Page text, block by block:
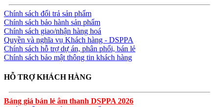
Chính sách đổi trả sản phẩm
Chính sách bảo hành sản phẩm
Chính sách giao/nhận hàng hoá
Quyền và nghĩa vụ Khách hàng - DSPPA
Chính sách hỗ trợ dự án, phân phối, bán lẻ
Chính sách bảo mật thông tin khách hàng
HỖ TRỢ KHÁCH HÀNG
Bảng giá bán lẻ âm thanh DSPPA 2026